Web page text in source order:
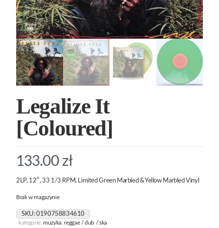
Legalize It
[Coloured]
133.00 zł
2LP, 12″, 33 1/3 RPM, Limited Green Marbled & Yellow Marbled Vinyl
Brak w magazynie
SKU:0190758834610
kategorie:muzyka ,reggae / dub / ska